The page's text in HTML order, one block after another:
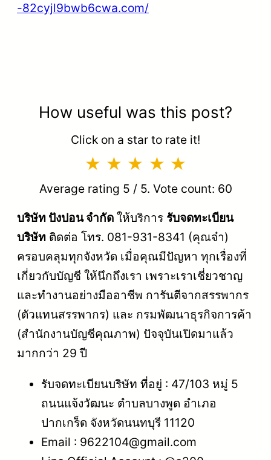
-82cyjl9bwb6cwa.com/
How useful was this post?
Click on a star to rate it!
Average rating 5 / 5. Vote count: 60
บริษัท ปังปอน จำกัด ให้บริการ รับจดทะเบียน
บริษัท ติดต่อ โทร. 081-931-8341 (คุณจ๋า)
ครอบคลุมทุกจังหวัด เมื่อคุณมีปัญหา ทุกเรื่องที่
เกี่ยวกับบัญชี ให้นึกถึงเรา เพราะเราเชี่ยวชาญ
และทำงานอย่างมืออาชีพ การันตีจากสรรพากร
(ตัวแทนสรรพากร) และ กรมพัฒนาธุรกิจการค้า
(สำนักงานบัญชีคุณภาพ) ปัจจุบันเปิดมาแล้ว
มากกว่า 29 ปี
รับจดทะเบียนบริษัท ที่อยู่ : 47/103 หมู่ 5
ถนนแจ้งวัฒนะ ตำบลบางพูด อำเภอ
ปากเกร็ด จังหวัดนนทบุรี 11120
Email : 9622104@gmail.com